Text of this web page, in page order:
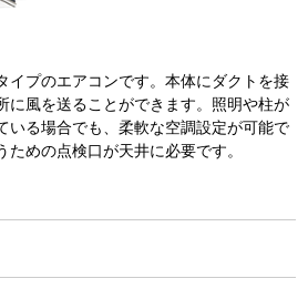
イプのエアコンです。本体にダクトを接
に風を送ることができます。照明や柱が
いる場合でも、柔軟な空調設定が可能で
めの点検口が天井に必要です。